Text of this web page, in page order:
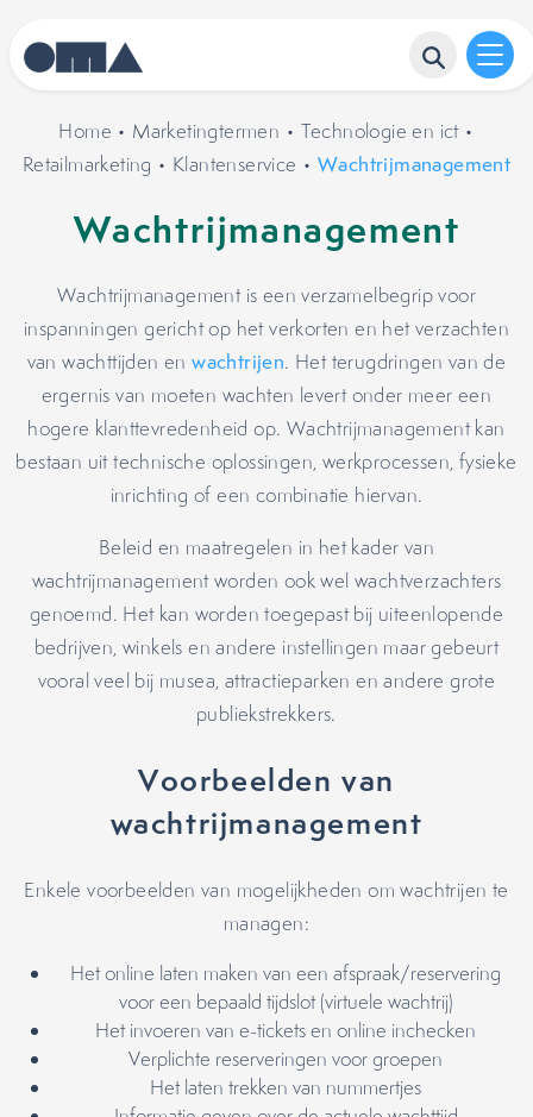
Home • Marketingtermen • Technologie en ict•
Retailmarketing • Klantenservice • Wachtrijmanagement
Wachtrijmanagement
Wachtrijmanagement is een verzamelbegrip voor
inspanningen gericht op het verkorten en het verzachten
van wachttijden enwachtrijen. Het terugdringen van de
ergernis van moeten wachten levert onder meer een
hogere klanttevredenheid op. Wachtrijmanagement kan
bestaan uit technische oplossingen, werkprocessen, fysieke
inrichting of een combinatie hiervan.
Beleid en maatregelen in het kader van
wachtrijmanagement worden ook wel wachtverzachters
genoemd. Het kan worden toegepast bij uiteenlopende
bedrijven, winkels en andere instellingen maar gebeurt
vooral veel bij musea, attractieparken en andere grote
publiekstrekkers.
Voorbeelden van
wachtrijmanagement
Enkele voorbeelden van mogelijkheden om wachtrijen te
managen:
Het online laten maken van een afspraak/reservering
voor een bepaald tijdslot (virtuele wachtrij)
Het invoeren van e-tickets en online inchecken
Verplichte reserveringen voor groepen
Het laten trekken van nummertjes